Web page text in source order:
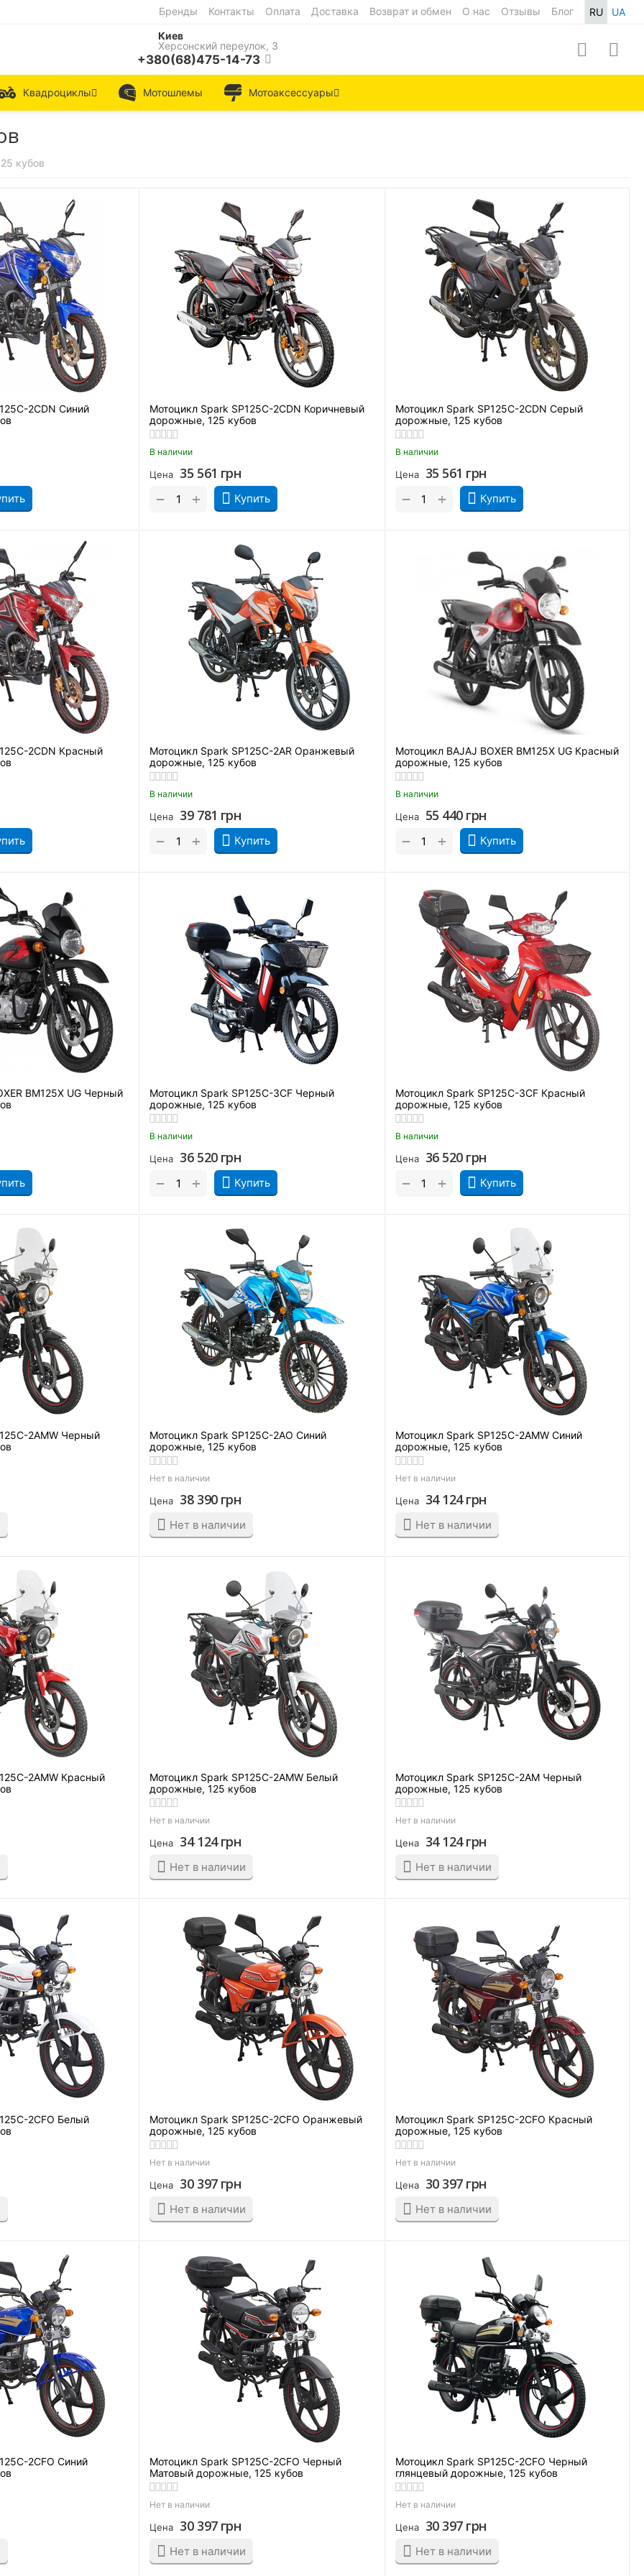
RU UA
Бренды Контакты Оплата Доставка Возврат и обмен О нас Отзывы
Блог
Киев
Херсонский переулок, 3
+380(68)475-14-73
Квадроциклы Мотошлемы Мотоаксессуары
кубов
2CDN Синий
Мотоцикл Spark SP125C-2CDN Коричневый
дорожные, 125 кубов
В наличии
Цена 35 561 грн
Купить
+
−
Мотоцикл Spark SP125C-2CDN Серый
дорожные, 125 кубов
В наличии
Цена 35 561 грн
Купить
+
−
2CDN Красный
Мотоцикл Spark SP125C-2AR Оранжевый
дорожные, 125 кубов
В наличии
Цена 39 781 грн
Купить
+
−
Мотоцикл BAJAJ BOXER BM125X UG Красный
дорожные, 125 кубов
В наличии
Цена 55 440 грн
Купить
+
−
BM125X UG Черный
Мотоцикл Spark SP125C-3CF Черный
дорожные, 125 кубов
В наличии
Цена 36 520 грн
Купить
+
−
Мотоцикл Spark SP125C-3CF Красный
дорожные, 125 кубов
В наличии
Цена 36 520 грн
Купить
+
−
2AMW Черный
Мотоцикл Spark SP125C-2AO Синий
дорожные, 125 кубов
Нет в наличии
Цена 38 390 грн
Нет в наличии
Мотоцикл Spark SP125C-2AMW Синий
дорожные, 125 кубов
Нет в наличии
Цена 34 124 грн
Нет в наличии
2AMW Красный
Мотоцикл Spark SP125C-2AMW Белый
дорожные, 125 кубов
Нет в наличии
Цена 34 124 грн
Нет в наличии
Мотоцикл Spark SP125C-2AM Черный
дорожные, 125 кубов
Нет в наличии
Цена 34 124 грн
Нет в наличии
2CFO Белый
Мотоцикл Spark SP125C-2CFO Оранжевый
дорожные, 125 кубов
Нет в наличии
Цена 30 397 грн
Нет в наличии
Мотоцикл Spark SP125C-2CFO Красный
дорожные, 125 кубов
Нет в наличии
Цена 30 397 грн
Нет в наличии
2CFO Синий
Мотоцикл Spark SP125C-2CFO Черный
Матовый дорожные, 125 кубов
Нет в наличии
Цена 30 397 грн
Нет в наличии
Мотоцикл Spark SP125C-2CFO Черный
глянцевый дорожные, 125 кубов
Нет в наличии
Цена 30 397 грн
Нет в наличии